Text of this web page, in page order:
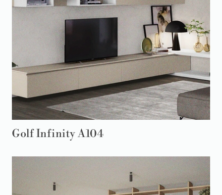
Golf Infinity A104